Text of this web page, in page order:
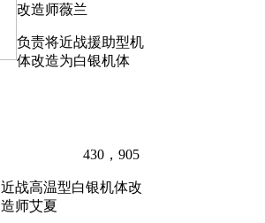
改造师薇兰
负责将近战援助型机
体改造为白银机体
430，905
近战高温型白银机体改
造师艾夏